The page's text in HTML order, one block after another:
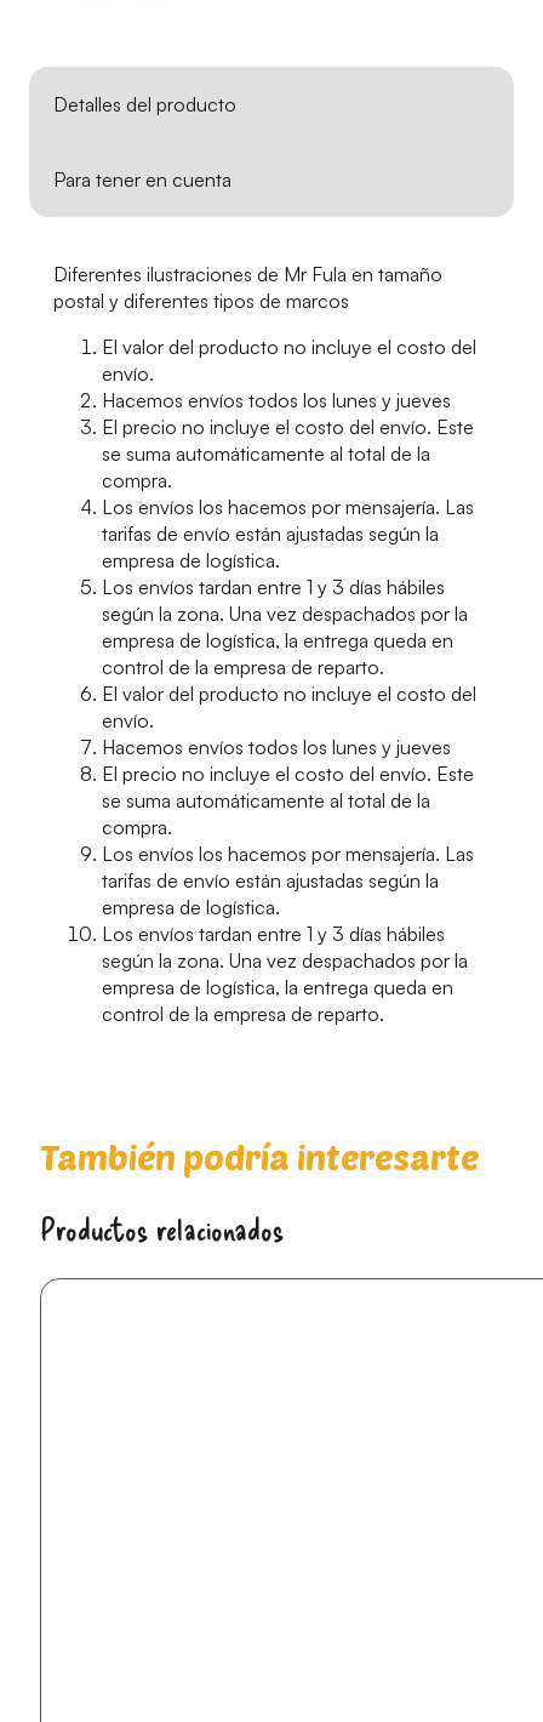
Detalles del producto
Para tener en cuenta
Diferentes ilustraciones de Mr Fula en tamaño
postal y diferentes tipos de marcos
El valor del producto no incluye el costo del
envío.
Hacemos envíos todos los lunes y jueves
El precio no incluye el costo del envío. Este
se suma automáticamente al total de la
compra.
Los envíos los hacemos por mensajería. Las
tarifas de envío están ajustadas según la
empresa de logística.
Los envíos tardan entre 1 y 3 días hábiles
según la zona. Una vez despachados por la
empresa de logística, la entrega queda en
control de la empresa de reparto.
El valor del producto no incluye el costo del
envío.
Hacemos envíos todos los lunes y jueves
El precio no incluye el costo del envío. Este
se suma automáticamente al total de la
compra.
Los envíos los hacemos por mensajería. Las
tarifas de envío están ajustadas según la
empresa de logística.
Los envíos tardan entre 1 y 3 días hábiles
según la zona. Una vez despachados por la
empresa de logística, la entrega queda en
control de la empresa de reparto.
También podría interesarte
Productos relacionados